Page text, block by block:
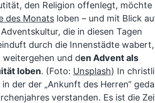
den Religion offenlegt, möchte
des Monatsloben – und mit Blick
die in diesen Tagen
durch die Innenstädte
und den Advent als
loben. (Foto: Unsplash) In
der der „Ankunft des Herren“
verstanden. Es ist die